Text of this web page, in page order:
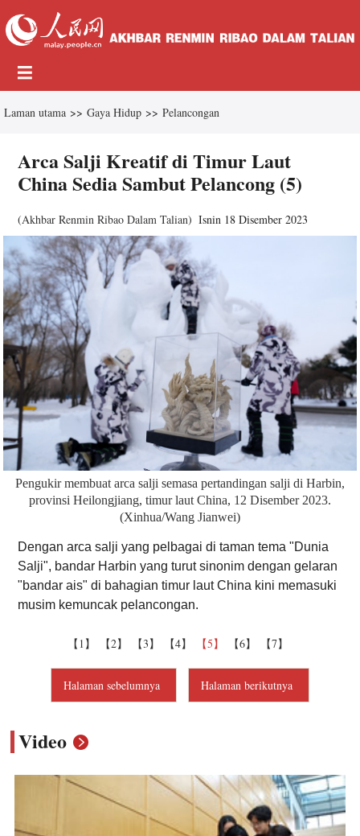
Laman utama >> Gaya Hidup >> Pelancongan
Arca Salji Kreatif di Timur Laut
China Sedia Sambut Pelancong (5)
(Akhbar Renmin Ribao Dalam Talian) Isnin 18 Disember 2023
Pengukir membuat arca salji semasa pertandingan salji di Harbin,
provinsi Heilongjiang, timur laut China, 12 Disember 2023.
(Xinhua/Wang Jianwei)
Dengan arca salji yang pelbagai di taman tema "Dunia
Salji", bandar Harbin yang turut sinonim dengan gelaran
"bandar ais" di bahagian timur laut China kini memasuki
musim kemuncak pelancongan.
【1】 【2】 【3】 【4】 【5】 【6】 【7】
Halaman sebelumnya Halaman berikutnya
Video